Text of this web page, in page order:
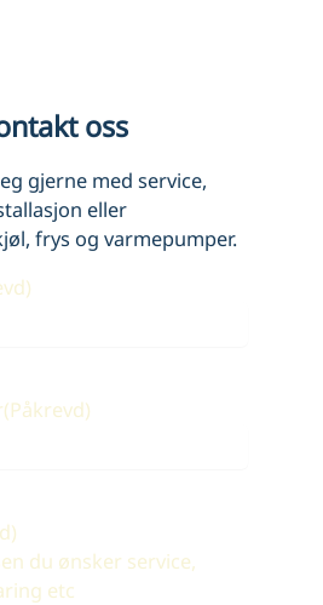
oss
gjerne med service,
eller
frys og varmepumper.
(Påkrevd)
du ønsker service,
etc